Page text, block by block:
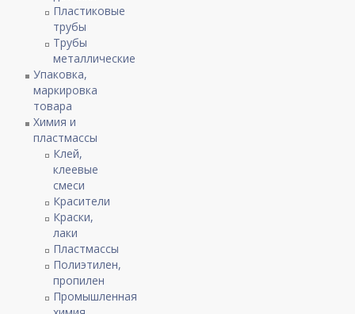
Пластиковые
трубы
Трубы
металлические
Упаковка,
маркировка
товара
Химия и
пластмассы
Клей,
клеевые
смеси
Красители
Краски,
лаки
Пластмассы
Полиэтилен,
пропилен
Промышленная